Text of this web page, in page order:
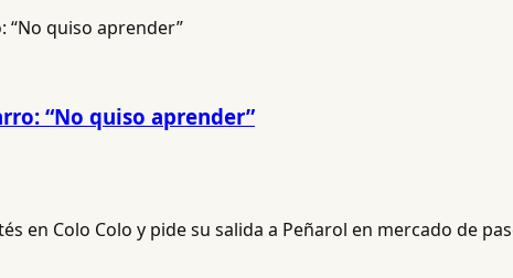
“No quiso aprender”